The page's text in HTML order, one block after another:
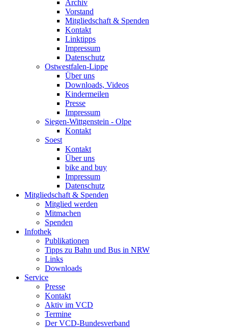
Archiv
Vorstand
Mitgliedschaft & Spenden
Kontakt
Linktipps
Impressum
Datenschutz
Ostwestfalen-Lippe
Über uns
Downloads, Videos
Kindermeilen
Presse
Impressum
Siegen-Wittgenstein - Olpe
Kontakt
Soest
Kontakt
Über uns
bike and buy
Impressum
Datenschutz
Mitgliedschaft & Spenden
Mitglied werden
Mitmachen
Spenden
Infothek
Publikationen
Tipps zu Bahn und Bus in NRW
Links
Downloads
Service
Presse
Kontakt
Aktiv im VCD
Termine
Der VCD-Bundesverband